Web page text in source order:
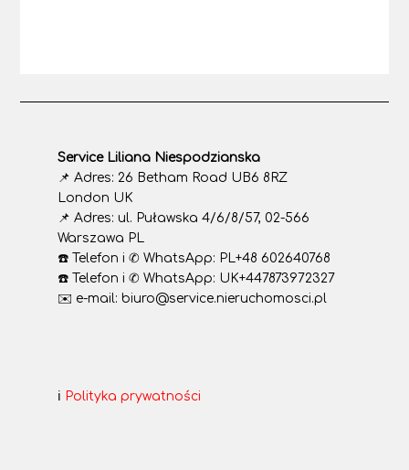
Service Liliana Niespodzianska
📌 Adres: 26 Betham Road UB6 8RZ
London UK
📌 Adres: ul. Puławska 4/6/8/57, 02-566
Warszawa PL
☎️ Telefon i ✆ WhatsApp: PL+48 602640768
☎️ Telefon i ✆ WhatsApp: UK+447873972327
✉️ e-mail: biuro@service.nieruchomosci.pl
ℹ️ Polityka prywatności